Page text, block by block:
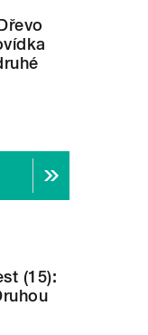
(15):